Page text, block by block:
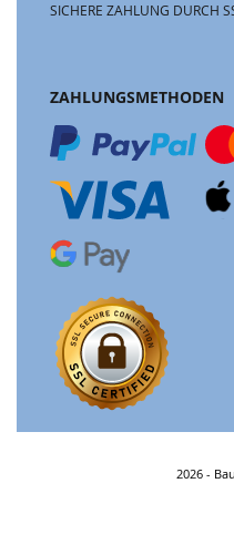
SICHERE ZAHLUNG DURCH
ZAHLUNGSMETHODEN
2026 -